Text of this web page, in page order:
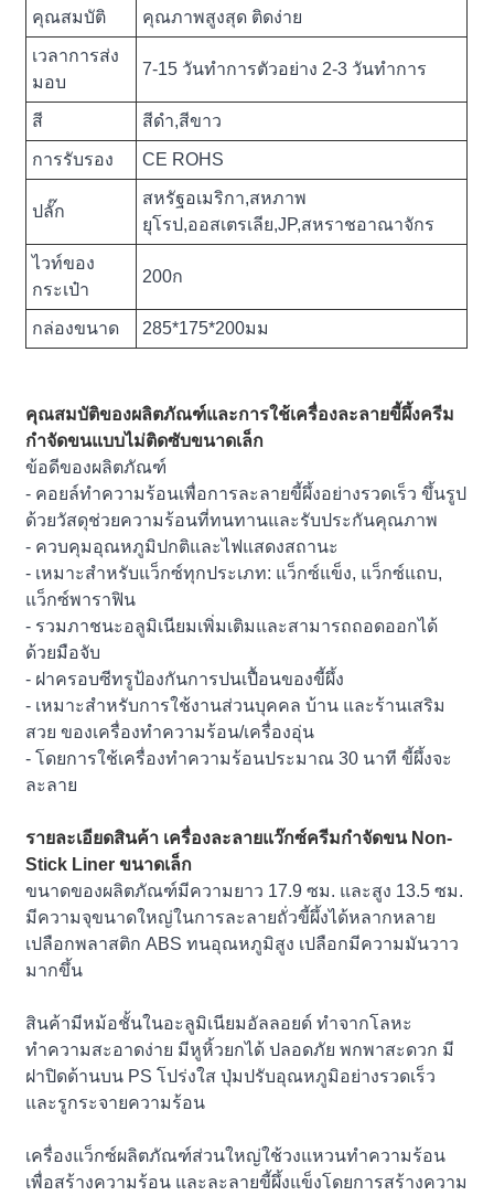
คุณสมบัติ คุณภาพสูงสุด ติดง่าย
เวลาการส่ง
มอบ
7-15 วันทำการตัวอย่าง 2-3 วันทำการ
สี สีดำ,สีขาว
การรับรอง CE ROHS
ปลั๊ก
สหรัฐอเมริกา,สหภาพ
ยุโรป,ออสเตรเลีย,JP,สหราชอาณาจักร
ไวท์ของ
กระเป๋า
200ก
กล่องขนาด 285*175*200มม
คุณสมบัติของผลิตภัณฑ์และการใช้เครื่องละลายขี้ผึ้งครีม
กำจัดขนแบบไม่ติดซับขนาดเล็ก
ข้อดีของผลิตภัณฑ์
- คอยล์ทำความร้อนเพื่อการละลายขี้ผึ้งอย่างรวดเร็ว ขึ้นรูป
ด้วยวัสดุช่วยความร้อนที่ทนทานและรับประกันคุณภาพ
- ควบคุมอุณหภูมิปกติและไฟแสดงสถานะ
- เหมาะสำหรับแว็กซ์ทุกประเภท: แว็กซ์แข็ง, แว็กซ์แถบ,
แว็กซ์พาราฟิน
- รวมภาชนะอลูมิเนียมเพิ่มเติมและสามารถถอดออกได้
ด้วยมือจับ
- ฝาครอบซีทรูป้องกันการปนเปื้อนของขี้ผึ้ง
- เหมาะสำหรับการใช้งานส่วนบุคคล บ้าน และร้านเสริม
สวย ของเครื่องทำความร้อน/เครื่องอุ่น
- โดยการใช้เครื่องทำความร้อนประมาณ 30 นาที ขี้ผึ้งจะ
ละลาย
รายละเอียดสินค้า เครื่องละลายแว๊กซ์ครีมกำจัดขน Non-
Stick Liner ขนาดเล็ก
ขนาดของผลิตภัณฑ์มีความยาว 17.9 ซม. และสูง 13.5 ซม.
มีความจุขนาดใหญ่ในการละลายถั่วขี้ผึ้งได้หลากหลาย
เปลือกพลาสติก ABS ทนอุณหภูมิสูง เปลือกมีความมันวาว
มากขึ้น
สินค้ามีหม้อชั้นในอะลูมิเนียมอัลลอยด์ ทำจากโลหะ
ทำความสะอาดง่าย มีหูหิ้วยกได้ ปลอดภัย พกพาสะดวก มี
ฝาปิดด้านบน PS โปร่งใส ปุ่มปรับอุณหภูมิอย่างรวดเร็ว
และรูกระจายความร้อน
เครื่องแว็กซ์ผลิตภัณฑ์ส่วนใหญ่ใช้วงแหวนทำความร้อน
เพื่อสร้างความร้อน และละลายขี้ผึ้งแข็งโดยการสร้างความ